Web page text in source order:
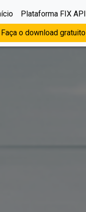
Plataforma FIX API
Faça o download gratuito